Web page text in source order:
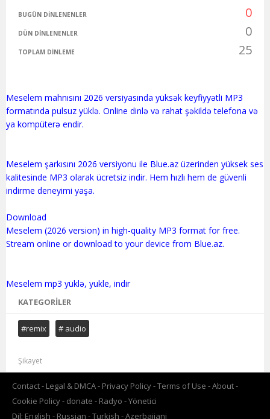
BUGÜN DINLENENLER 0
DÜN DINLENENLER 0
TOPLAM DINLEME 25
Meselem mahnısını 2026 versiyasında yüksək keyfiyyətli MP3
formatında pulsuz yüklə. Online dinlə və rahat şəkildə telefona və
ya kompüterə endir.
Meselem şarkısını 2026 versiyonu ile Blue.az üzerinden yüksek ses
kalitesinde MP3 olarak ücretsiz indir. Hem hızlı hem de güvenli
indirme deneyimi yaşa.
Download
Meselem (2026 version) in high-quality MP3 format for free.
Stream online or download to your device from Blue.az.
KATEGORILER
#remix # audio
Şikayet
Contact Legal & DMCA Privacy Policy Terms of Use
About
Cookie Policy
donate Radyo
Yönetici
Dil: English Russian Turkish Azerbaijani